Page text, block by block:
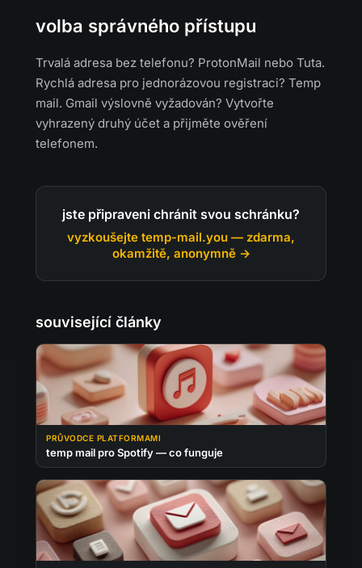
volba správného přístupu
Trvalá adresa bez telefonu? ProtonMail nebo Tuta.
Rychlá adresa pro jednorázovou registraci? Temp
mail. Gmail výslovně vyžadován? Vytvořte
vyhrazený druhý účet a přijměte ověření
telefonem.
jste připraveni chránit svou schránku?
vyzkoušejte temp-mail.you — zdarma,
okamžitě, anonymně →
související články
PRŮVODCE PLATFORMAMI
temp mail pro Spotify — co funguje